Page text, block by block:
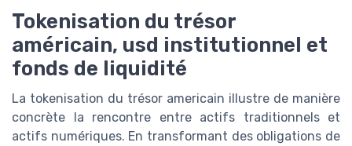
Tokenisation du trésor
américain, usd institutionnel et
fonds de liquidité
La tokenisation du trésor americain illustre de manière
concrète la rencontre entre actifs traditionnels et
actifs numériques. En transformant des obligations de